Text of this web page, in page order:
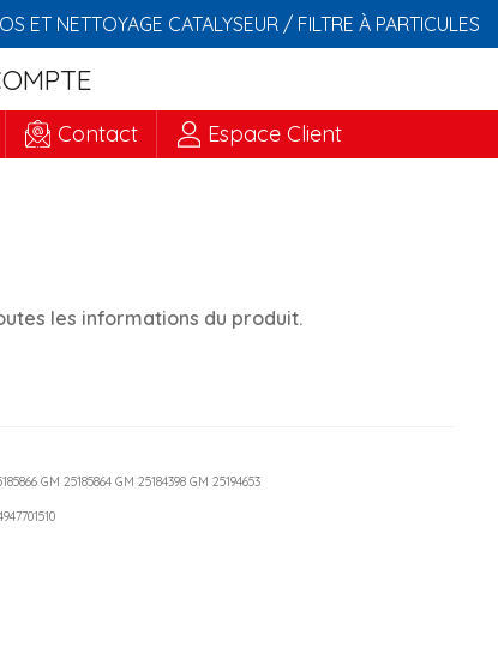
ET NETTOYAGE CATALYSEUR / FILTRE À PARTICULES
Contact Espace Client
les informations du produit.
GM 25185864 GM 25184398 GM 25194653